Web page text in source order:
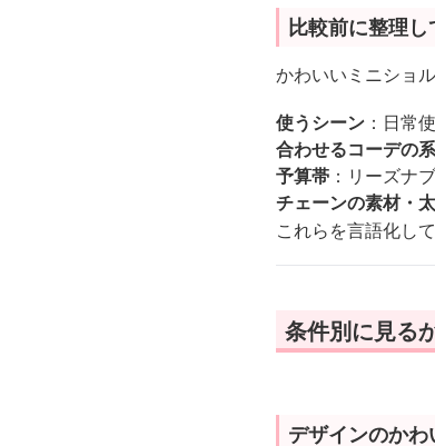
比較前に整理
かわいいミニショ
使うシーン ：日常
合わせるコーデの
予算帯 ：リーズナ
チェーンの素材・
これらを言語化し
条件別に見る
デザインのか